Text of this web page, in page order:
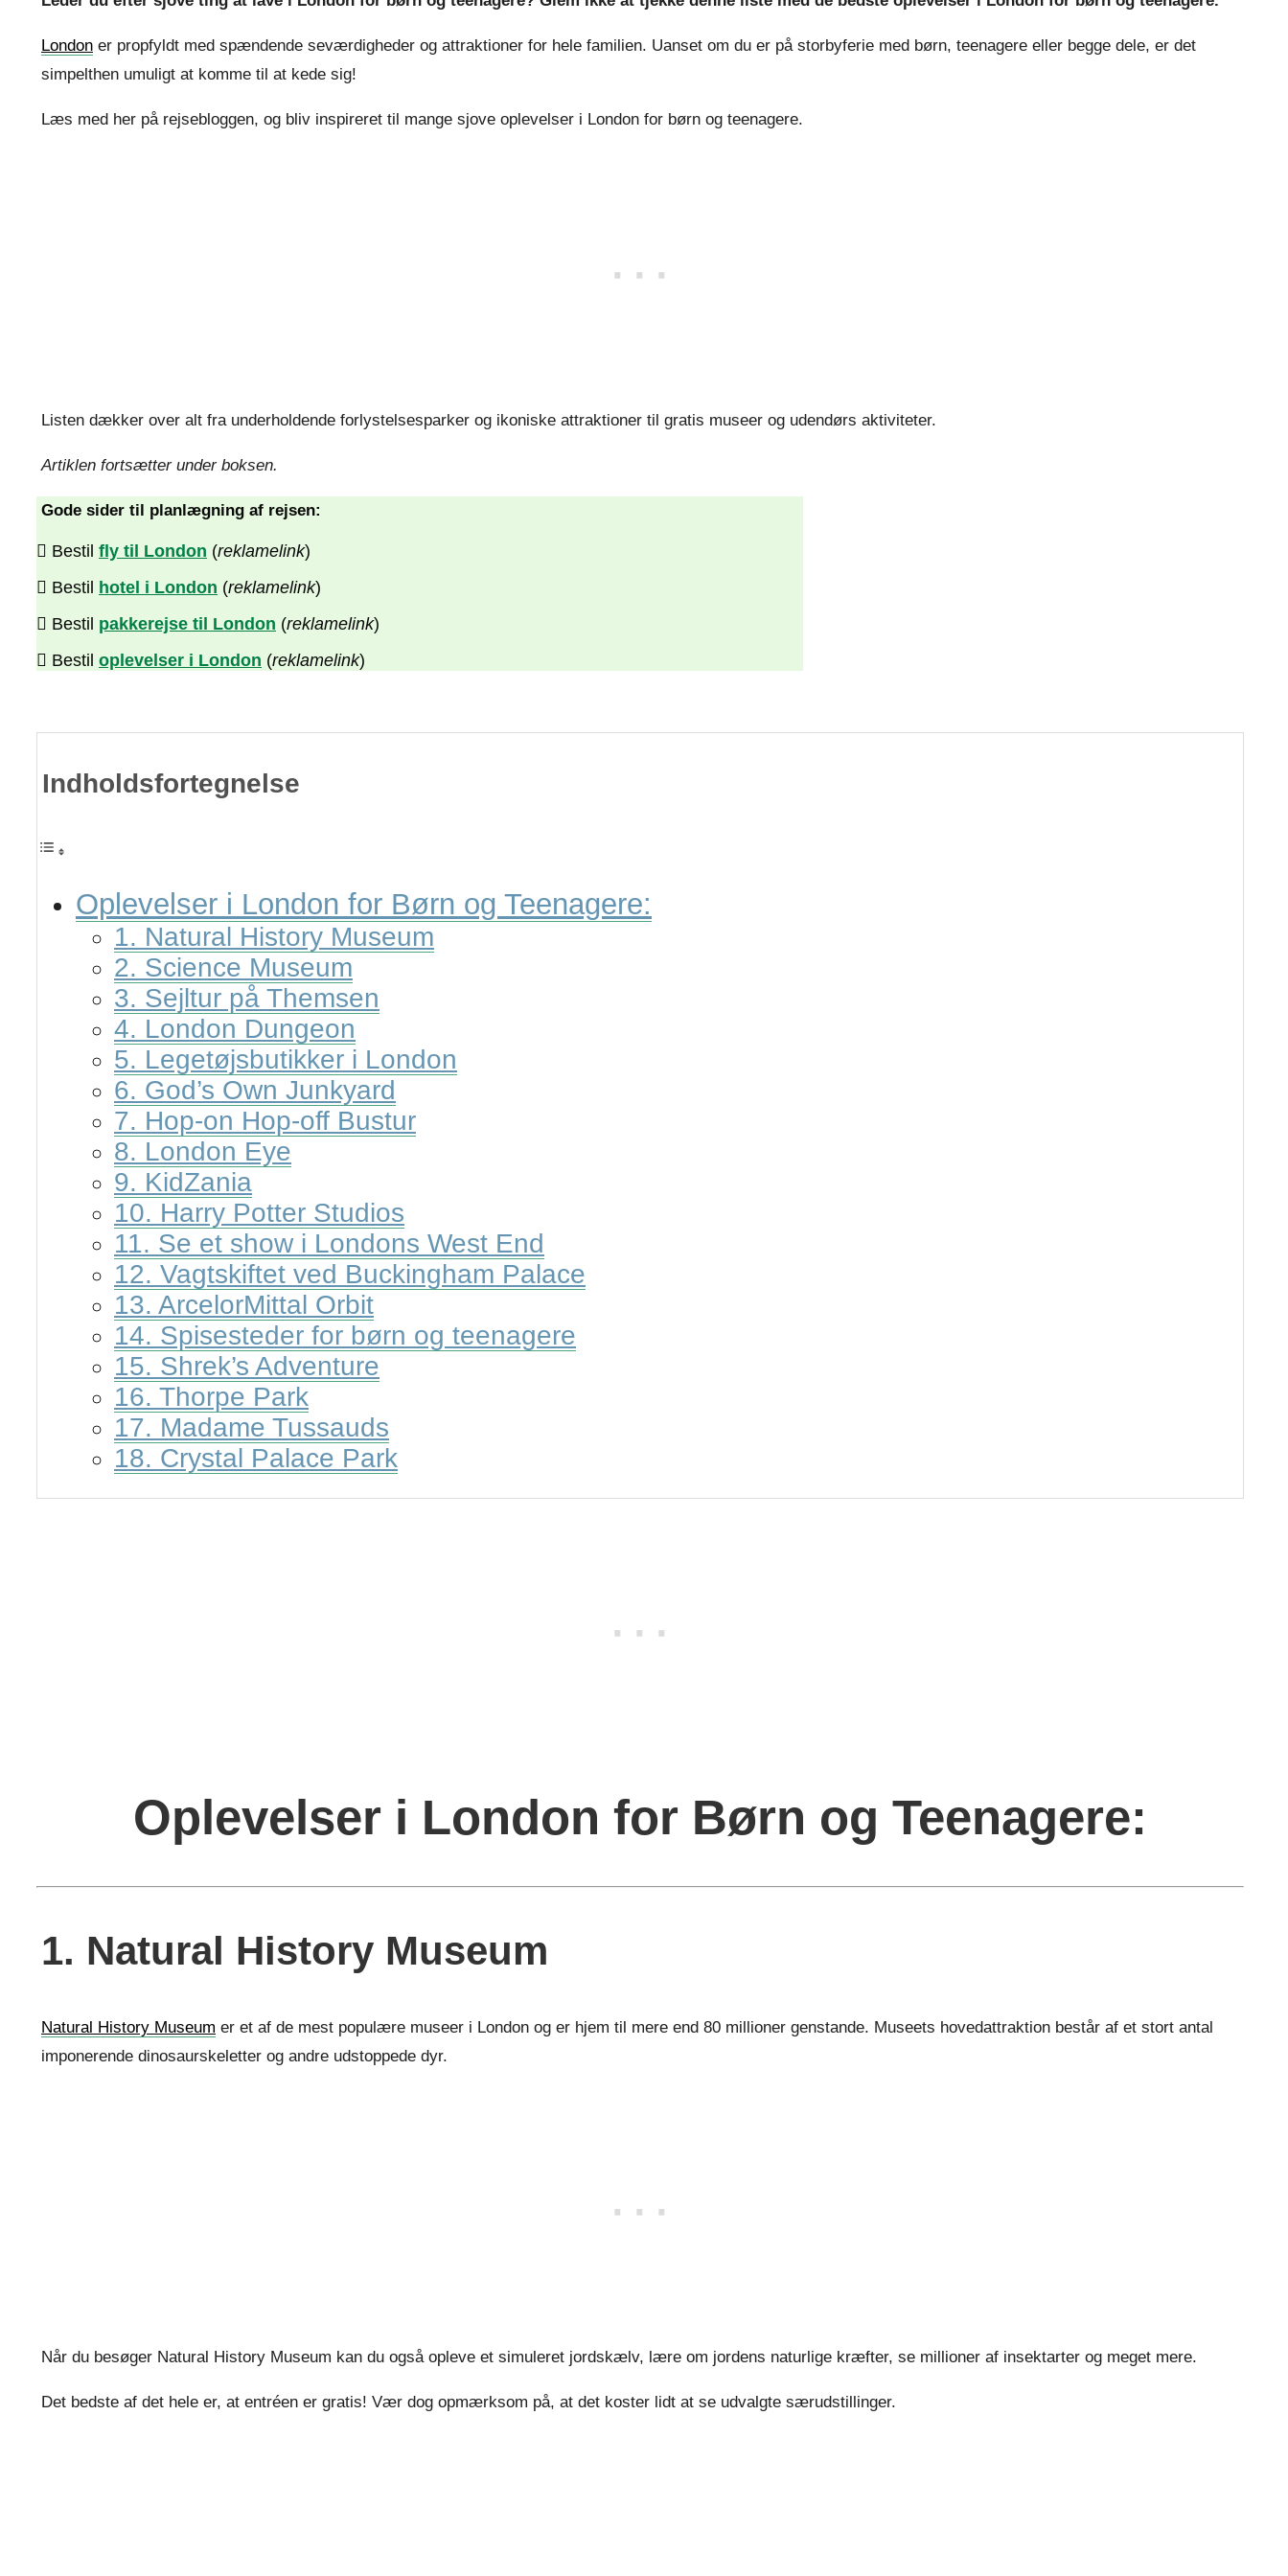
London er propfyldt med spændende seværdigheder og attraktioner for hele familien. Uanset om du er på storbyferie med børn, teenagere eller begge dele, er det
simpelthen umuligt at komme til at kede sig!
Læs med her på rejsebloggen, og bliv inspireret til mange sjove oplevelser i London for børn og teenagere.
Listen dækker over alt fra underholdende forlystelsesparker og ikoniske attraktioner til gratis museer og udendørs aktiviteter.
Artiklen fortsætter under boksen.
Gode sider til planlægning af rejsen:
Bestil fly til London (reklamelink)
Bestil hotel i London (reklamelink)
Bestil pakkerejse til London (reklamelink)
Bestil oplevelser i London (reklamelink)
Indholdsfortegnelse
Oplevelser i London for Børn og Teenagere:
1. Natural History Museum
2. Science Museum
3. Sejltur på Themsen
4. London Dungeon
5. Legetøjsbutikker i London
6. God’s Own Junkyard
7. Hop-on Hop-off Bustur
8. London Eye
9. KidZania
10. Harry Potter Studios
11. Se et show i Londons West End
12. Vagtskiftet ved Buckingham Palace
13. ArcelorMittal Orbit
14. Spisesteder for børn og teenagere
15. Shrek’s Adventure
16. Thorpe Park
17. Madame Tussauds
18. Crystal Palace Park
Oplevelser i London for Børn og Teenagere:
1. Natural History Museum
Natural History Museum er et af de mest populære museer i London og er hjem til mere end 80 millioner genstande. Museets hovedattraktion består af et stort antal
imponerende dinosaurskeletter og andre udstoppede dyr.
Når du besøger Natural History Museum kan du også opleve et simuleret jordskælv, lære om jordens naturlige kræfter, se millioner af insektarter og meget mere.
Det bedste af det hele er, at entréen er gratis! Vær dog opmærksom på, at det koster lidt at se udvalgte særudstillinger.